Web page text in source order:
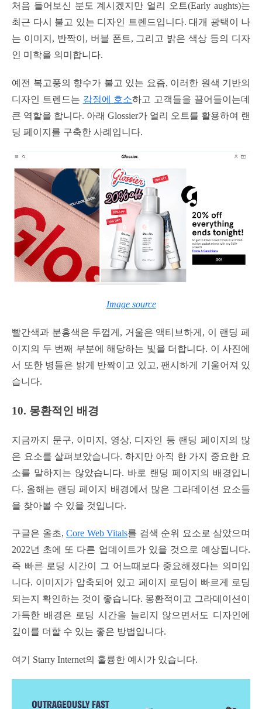
처음 들어보신 분도 계시겠지만 얼리 오트(Early aughts)는
최근 다시 불고 있는 디자인 트렌드입니다. 대개 광택이 나
는 이미지, 반짝이, 버블 폰트, 그리고 밝은 색상 등의 디자
인 미학을 의미합니다.
예전 복고풍의 향수가 불고 있는 요즘, 이러한 원색 기반의
디자인 트렌드는 감정에 호소하고 고객들을 끌어들이는데
큰 역할을 합니다. 아래 Glossier가 얼리 오트를 활용하여 랜
딩 페이지를 구축한 사례입니다.
Image source
빨간색과 분홍색은 두껍게, 거울은 액티브하게, 이 랜딩 페
이지의 두 번째 부분에 해당하는 빛을 더합니다. 이 사진에
서 또한 병들은 밝게 반짝이고 있고, 팬시하게 기울어져 있
습니다.
10. 몽환적인 배경
지금까지 문구, 이미지, 영상, 디자인 등 랜딩 페이지의 많
은 요소를 살펴보았습니다. 하지만 아직 한 가지 중요한 요
소를 말하지는 않았습니다. 바로 랜딩 페이지의 배경입니
다. 올해는 랜딩 페이지 배경에서 많은 그라데이션 요소들
을 찾아볼 수 있을 것입니다.
구글은 올초, Core Web Vitals를 검색 순위 요소로 삼았으며
2022년 초에 또 다른 업데이트가 있을 것으로 예상됩니다.
즉 빠른 로딩 시간이 그 어느때보다 중요해졌다는 의미입
니다. 이미지가 압축되어 있고 페이지 로딩이 빠르게 로딩
되는지 확인하는 것이 좋습니다. 몽환적이고 그라데이션이
가득한 배경은 로딩 시간을 늘리지 않으면서도 디자인에
깊이를 더할 수 있는 좋은 방법입니다.
여기 Starry Internet의 훌륭한 예시가 있습니다.